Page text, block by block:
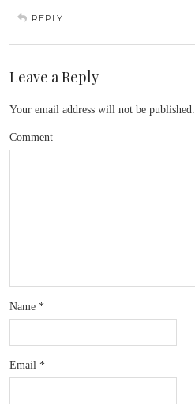
REPLY
Leave a Reply
Your email address will not be published.
Comment
Name *
Email *